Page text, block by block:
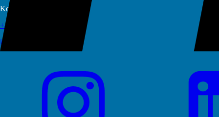
Kontaktieren Sie uns unter
+49 351 20862438
info@markenbuero.eu